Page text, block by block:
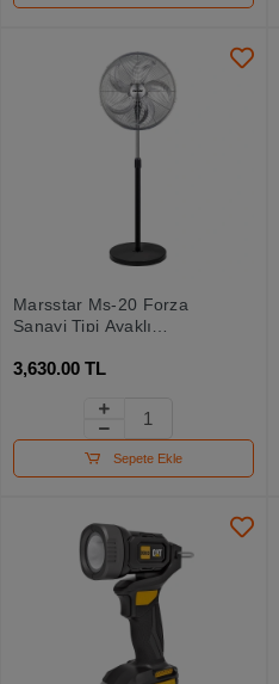
Marsstar Ms-20 Forza
Sanayi Tipi Ayaklı
3,630.00 TL
Sepete Ekle